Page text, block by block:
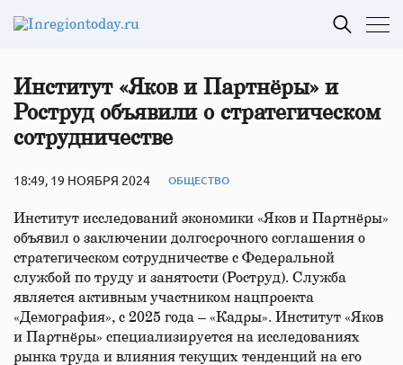
Институт «Яков и Партнёры» и
Роструд объявили о стратегическом
сотрудничестве
18:49, 19 НОЯБРЯ 2024 ОБЩЕСТВО
Институт исследований экономики «Яков и Партнёры»
объявил о заключении долгосрочного соглашения о
стратегическом сотрудничестве с Федеральной
службой по труду и занятости (Роструд). Служба
является активным участником нацпроекта
«Демография», с 2025 года – «Кадры». Институт «Яков
и Партнёры» специализируется на исследованиях
рынка труда и влияния текущих тенденций на его